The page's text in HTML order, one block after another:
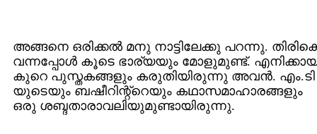
അങ്ങനെ ഒരിക്കല്‍ മനു നാട്ടിലേക്കു പറന്നു.
വന്നപ്പോള്‍ കൂടെ ഭാര്യയും മോളുമുണ്ട്.
കുറെ പുസ്തകങ്ങളും കരുതിയിരുന്നു അവന്‍. എം.ടി
യുടെയും ബഷീറിന്റ്റെയും കഥാസമാഹാരങ്ങളും
ഒരു ശബ്ദതാരാവലിയുമുണ്ടായിരുന്നു.